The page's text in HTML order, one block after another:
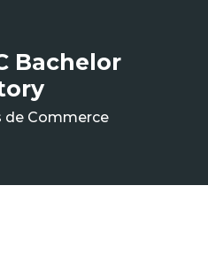
Bachelor
de Commerce